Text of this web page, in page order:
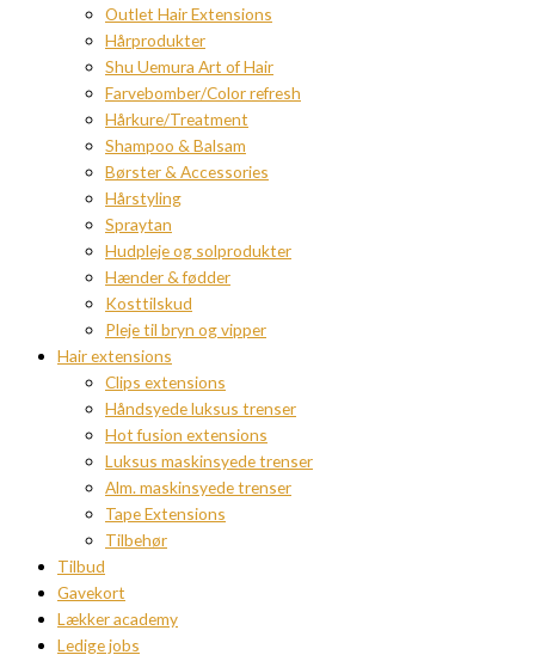
Outlet Hair Extensions
Hårprodukter
Shu Uemura Art of Hair
Farvebomber/Color refresh
Hårkure/Treatment
Shampoo & Balsam
Børster & Accessories
Hårstyling
Spraytan
Hudpleje og solprodukter
Hænder & fødder
Kosttilskud
Pleje til bryn og vipper
Hair extensions
Clips extensions
Håndsyede luksus trenser
Hot fusion extensions
Luksus maskinsyede trenser
Alm. maskinsyede trenser
Tape Extensions
Tilbehør
Tilbud
Gavekort
Lækker academy
Ledige jobs